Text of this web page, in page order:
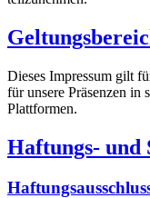
Dieses Impressum gilt
für unsere Präsenzen in
Plattformen.
Haftungs- und